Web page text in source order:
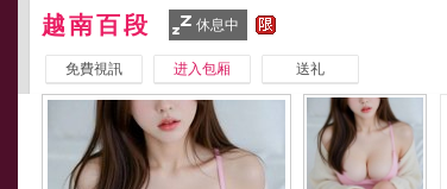
越南百段 休息中
免費視訊 进入包厢 送礼